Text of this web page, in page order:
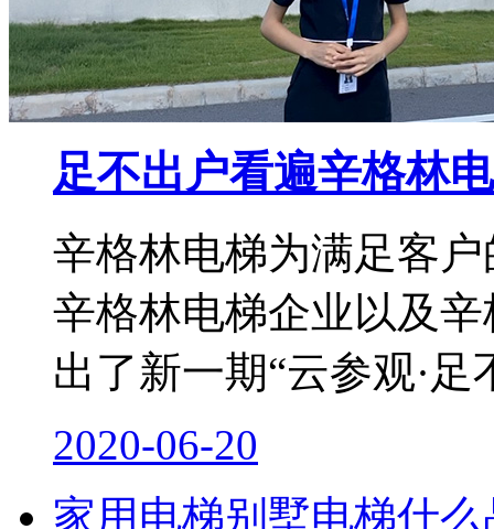
足不出户看遍辛格林
辛格林电梯为满足客
辛格林电梯企业以及
出了新一期“云参观·
2020-06-20
家用电梯别墅电梯什